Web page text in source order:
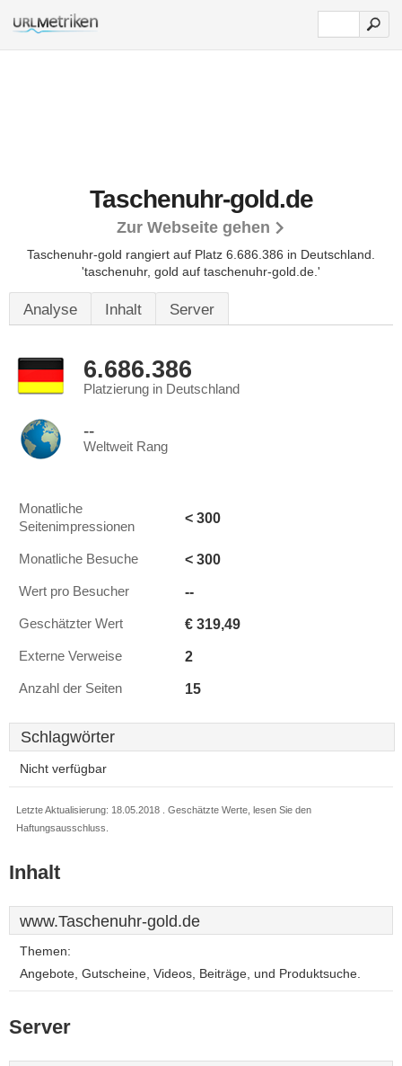
Taschenuhr-gold.de
Zur Webseite gehen
Taschenuhr-gold rangiert auf Platz 6.686.386 in Deutschland.
'taschenuhr, gold auf taschenuhr-gold.de.'
Analyse Inhalt Server
6.686.386
Platzierung in Deutschland
--
Weltweit Rang
Monatliche
Seitenimpressionen
< 300
Monatliche Besuche < 300
Wert pro Besucher --
Geschätzter Wert € 319,49
Externe Verweise 2
Anzahl der Seiten 15
Schlagwörter
Nicht verfügbar
Letzte Aktualisierung: 18.05.2018 . Geschätzte Werte, lesen Sie den
Haftungsausschluss.
Inhalt
www.Taschenuhr-gold.de
Themen:
Angebote, Gutscheine, Videos, Beiträge, und Produktsuche.
Server